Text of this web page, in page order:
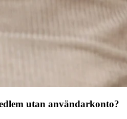
utan användarkonto?